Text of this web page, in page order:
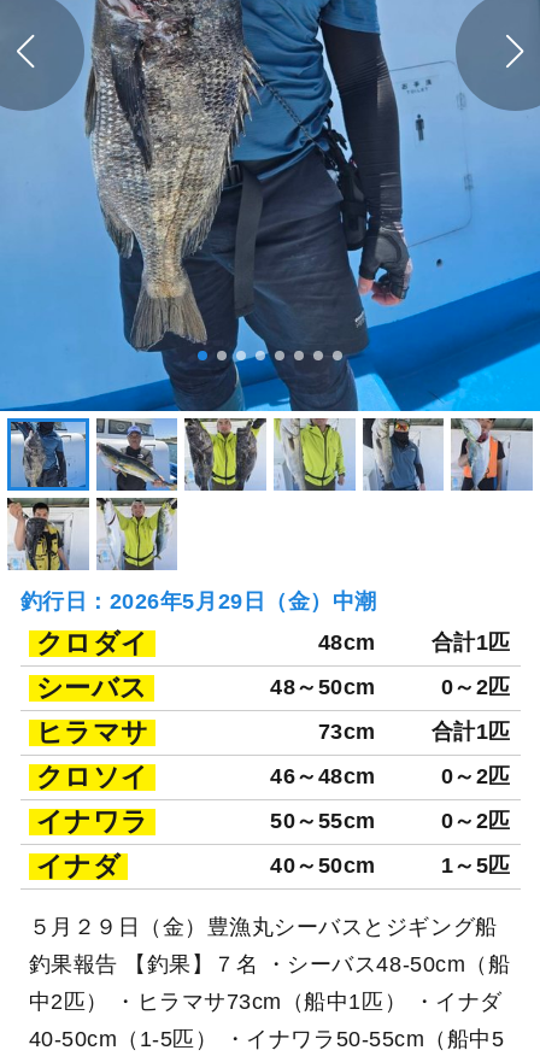
釣行日：2026年5月29日（金）中潮
クロダイ 48cm 合計1匹
シーバス 48～50cm 0～2匹
ヒラマサ 73cm 合計1匹
クロソイ 46～48cm 0～2匹
イナワラ 50～55cm 0～2匹
イナダ 40～50cm 1～5匹
５月２９日（金）豊漁丸シーバスとジギング船
釣果報告 【釣果】７名 ・シーバス48-50cm（船
中2匹） ・ヒラマサ73cm（船中1匹） ・イナダ
40-50cm（1-5匹） ・イナワラ50-55cm（船中5